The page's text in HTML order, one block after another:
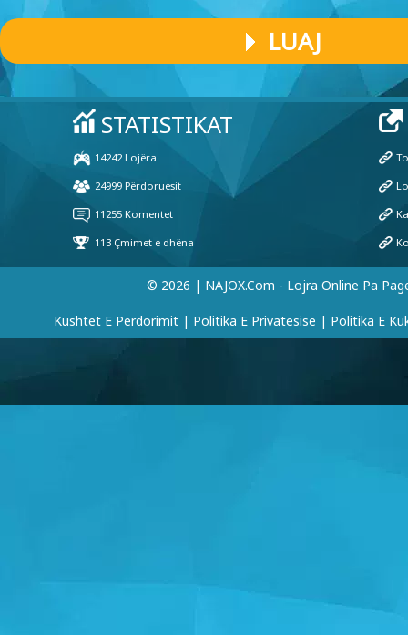
LUAJ
© 2026 | NAJOX.com - Lojra Online Pa
Kushtet E Përdorimit | Politika E Privatësisë | Politika E